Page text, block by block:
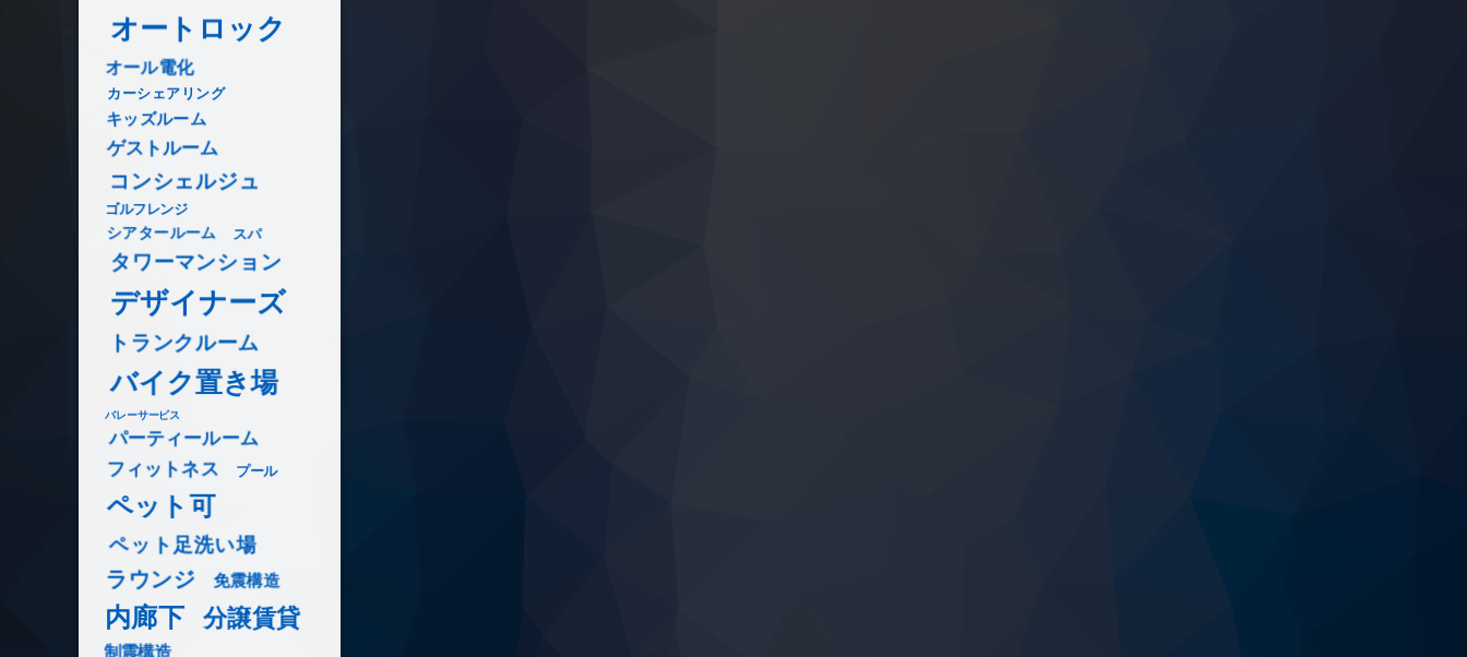
オートロック
オール電化
カーシェアリング
キッズルーム
ゲストルーム
コンシェルジュ
ゴルフレンジ
シアタールーム スパ
タワーマンション
デザイナーズ
トランクルーム
バイク置き場
バレーサービス
パーティールーム
フィットネス プール
ペット可
ペット足洗い場
ラウンジ 免震構造
内廊下 分譲賃貸
制震構造